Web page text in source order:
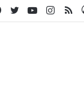
YouTube
Twitter
Facebook